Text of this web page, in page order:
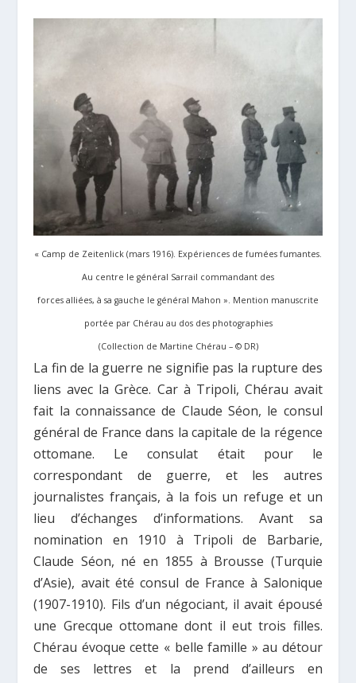
« Camp de Zeitenlick (mars 1916). Expériences de fumées fumantes.
Au centre le général Sarrail commandant des
forces alliées, à sa gauche le général Mahon ». Mention manuscrite
portée par Chérau au dos des photographies
(Collection de Martine Chérau – © DR)
La fin de la guerre ne signifie pas la rupture des
liens avec la Grèce. Car à Tripoli, Chérau avait
fait la connaissance de Claude Séon, le consul
général de France dans la capitale de la régence
ottomane. Le consulat était pour le
correspondant de guerre, et les autres
journalistes français, à la fois un refuge et un
lieu d’échanges d’informations. Avant sa
nomination en 1910 à Tripoli de Barbarie,
Claude Séon, né en 1855 à Brousse (Turquie
d’Asie), avait été consul de France à Salonique
(1907-1910). Fils d’un négociant, il avait épousé
une Grecque ottomane dont il eut trois filles.
Chérau évoque cette « belle famille » au détour
de ses lettres et la prend d’ailleurs en